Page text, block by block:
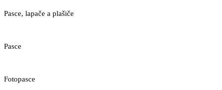
Pasce, lapače a plašiče
Pasce
Fotopasce